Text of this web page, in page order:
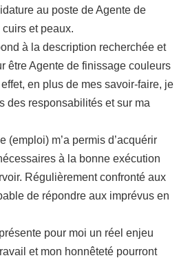
au poste de Agente de
et peaux.
à la description recherchée et
être Agente de finissage couleurs
en plus de mes savoir-faire, je
des responsabilités et sur ma
(emploi) m’a permis d’acquérir
à la bonne exécution
Régulièrement confronté aux
de répondre aux imprévus en
pour moi un réel enjeu
et mon honnêteté pourront